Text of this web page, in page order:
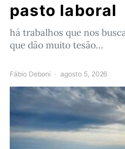
pasto laboral
há trabalhos que nos
que dão muito tesão…
Fábio Deboni agosto 5, 2026